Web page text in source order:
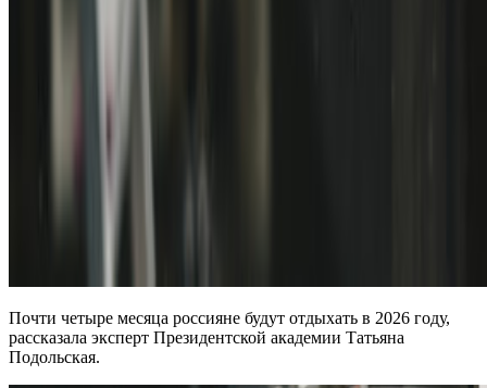
Почти четыре месяца россияне будут отдыхать в 2026 году,
рассказала эксперт Президентской академии Татьяна
Подольская.